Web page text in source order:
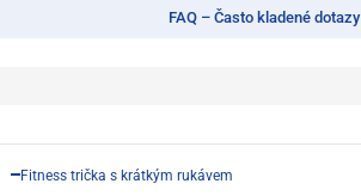
FAQ – Často kladené dotazy
Fitness trička s krátkým rukávem